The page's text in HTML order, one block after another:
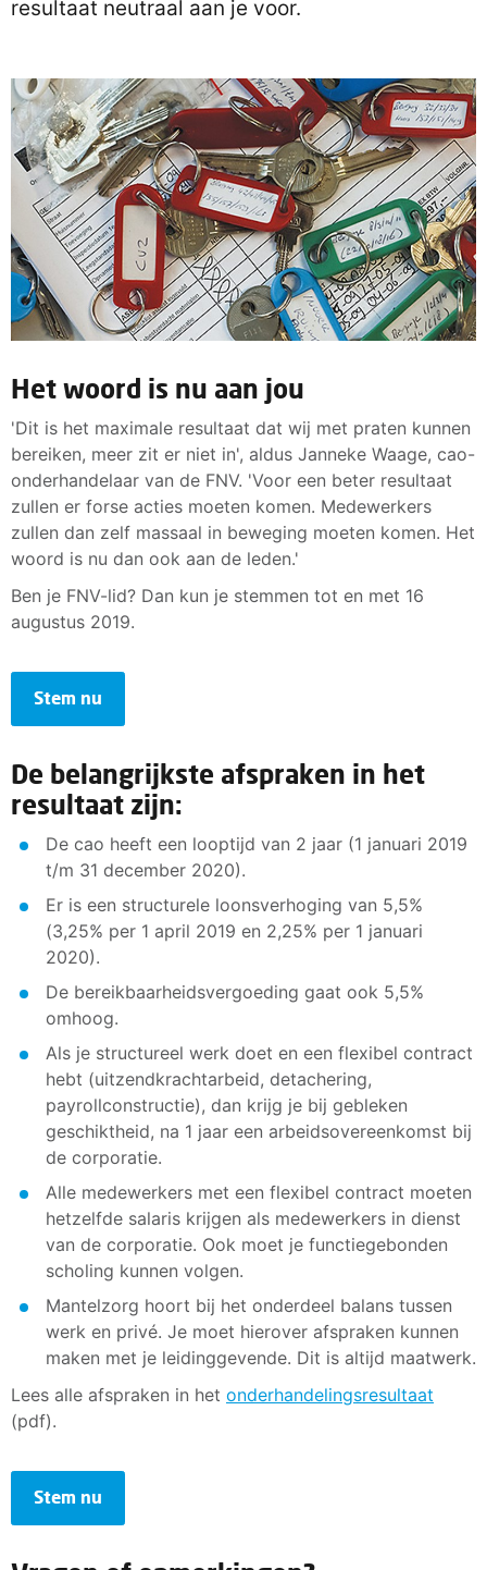
resultaat neutraal aan je voor.
Het woord is nu aan jou
'Dit is het maximale resultaat dat wij met praten kunnen
bereiken, meer zit er niet in', aldus Janneke Waage, cao-
onderhandelaar van de FNV. 'Voor een beter resultaat
zullen er forse acties moeten komen. Medewerkers
zullen dan zelf massaal in beweging moeten komen. Het
woord is nu dan ook aan de leden.'
Ben je FNV-lid? Dan kun je stemmen tot en met 16
augustus 2019.
Stem nu
De belangrijkste afspraken in het
resultaat zijn:
De cao heeft een looptijd van 2 jaar (1 januari 2019
t/m 31 december 2020).
Er is een structurele loonsverhoging van 5,5%
(3,25% per 1 april 2019 en 2,25% per 1 januari
2020).
De bereikbaarheidsvergoeding gaat ook 5,5%
omhoog.
Als je structureel werk doet en een flexibel contract
hebt (uitzendkrachtarbeid, detachering,
payrollconstructie), dan krijg je bij gebleken
geschiktheid, na 1 jaar een arbeidsovereenkomst bij
de corporatie.
Alle medewerkers met een flexibel contract moeten
hetzelfde salaris krijgen als medewerkers in dienst
van de corporatie. Ook moet je functiegebonden
scholing kunnen volgen.
Mantelzorg hoort bij het onderdeel balans tussen
werk en privé. Je moet hierover afspraken kunnen
maken met je leidinggevende. Dit is altijd maatwerk.
Lees alle afspraken in het onderhandelingsresultaat
(pdf).
Stem nu